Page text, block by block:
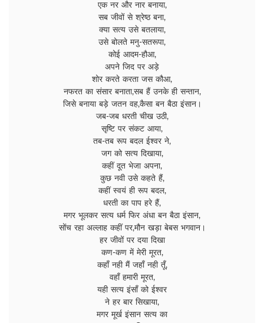
एक नर और नार बनाया,
सब जीवों से श्रेष्ठ बना,
क्या सत्य उसे बतलाया,
उसे बोलते मनु-सतरूपा,
कोई आदम-हौआ,
अपने जिद पर अड़े
शोर करते करता जस कौआ,
नफरत का संसार बनाता,सब हैं उनके ही सन्तान,
जिसे बनाया बड़े जतन वह,कैसा बन बैठा इंसान।
जब-जब धरती चीख उठी,
सृष्टि पर संकट आया,
तब-तब रूप बदल ईश्वर ने,
जग को सत्य दिखाया,
कहीं दूत भेजा अपना,
कुछ नवी उसे कहते हैं,
कहीं स्वयं ही रूप बदल,
धरती का पाप हरे हैं,
मगर भूलकर सत्य धर्म फिर अंधा बन बैठा इंसान,
सोंच रहा अल्लाह कहीं पर,मौन खड़ा बेबस भगवान।
हर जीवों पर दया दिखा
कण-कण में मेरी मूरत,
कहाँ नही मैं जहाँ नही तूँ,
वहाँ हमारी मूरत,
यही सत्य इंसाँ को ईश्वर
ने हर बार सिखाया,
मगर मूर्ख इंसान सत्य का